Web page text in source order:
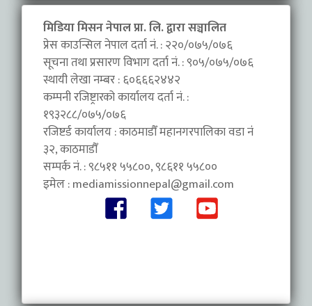
मिडिया मिसन नेपाल प्रा. लि. द्वारा सञ्चालित
प्रेस काउन्सिल नेपाल दर्ता नं. : २२०/०७५/०७६
सूचना तथा प्रसारण विभाग दर्ता नं. : ९०५/०७५/०७६
स्थायी लेखा नम्बर : ६०६६६२४४२
कम्पनी रजिष्ट्रारको कार्यालय दर्ता नं. :
१९३२८८/०७५/०७६
रजिष्टर्ड कार्यालय : काठमाडौँ महानगरपालिका वडा नंं
३२, काठमाडौँ
सम्पर्क नं. : ९८५११ ५५८००, ९८६११ ५५८००
इमेल :mediamissionnepal@gmail.com